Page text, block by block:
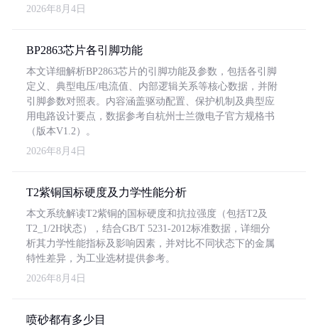
2026年8月4日
BP2863芯片各引脚功能
本文详细解析BP2863芯片的引脚功能及参数，包括各引脚
定义、典型电压/电流值、内部逻辑关系等核心数据，并附
引脚参数对照表。内容涵盖驱动配置、保护机制及典型应
用电路设计要点，数据参考自杭州士兰微电子官方规格书
（版本V1.2）。
2026年8月4日
T2紫铜国标硬度及力学性能分析
本文系统解读T2紫铜的国标硬度和抗拉强度（包括T2及
T2_1/2H状态），结合GB/T 5231-2012标准数据，详细分
析其力学性能指标及影响因素，并对比不同状态下的金属
特性差异，为工业选材提供参考。
2026年8月4日
喷砂都有多少目